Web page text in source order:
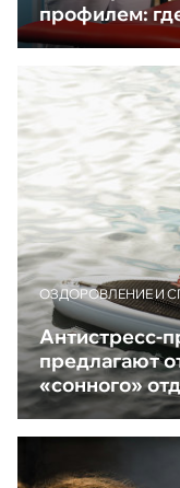
профилем:
ОЗДОРОВЛЕНИЕ И
Антистресс-
предлагают
«сонного»